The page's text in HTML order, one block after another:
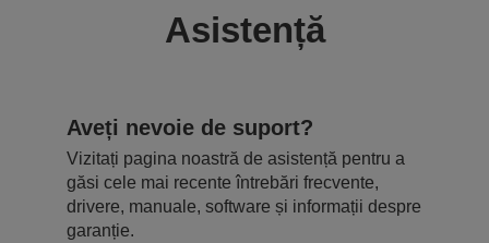
Asistență
Aveți nevoie de suport?
Vizitați pagina noastră de asistență pentru a
găsi cele mai recente întrebări frecvente,
drivere, manuale, software și informații despre
garanție.